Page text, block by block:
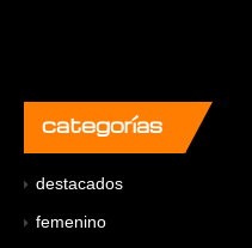
categorías
destacados
femenino